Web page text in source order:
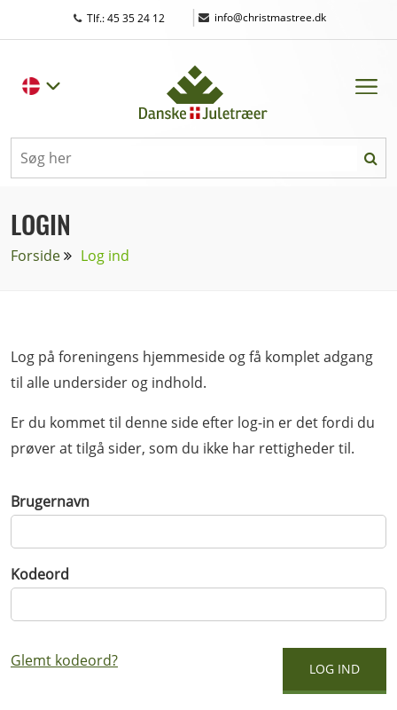
Tlf.: 45 35 24 12 | info@christmastree.dk
LOGIN
Forside Log ind
Log på foreningens hjemmeside og få komplet adgang
til alle undersider og indhold.
Er du kommet til denne side efter log-in er det fordi du
prøver at tilgå sider, som du ikke har rettigheder til.
Brugernavn
Kodeord
Glemt kodeord?